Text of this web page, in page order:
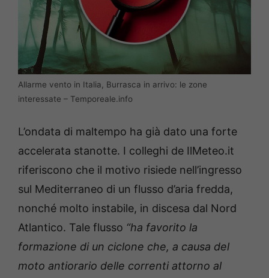
Allarme vento in Italia, Burrasca in arrivo: le zone
interessate – Temporeale.info
L’ondata di maltempo ha già dato una forte
accelerata stanotte. I colleghi de IlMeteo.it
riferiscono che il motivo risiede nell’ingresso
sul Mediterraneo di un flusso d’aria fredda,
nonché molto instabile, in discesa dal Nord
Atlantico. Tale flusso “ha favorito la
formazione di un ciclone che, a causa del
moto antiorario delle correnti attorno al